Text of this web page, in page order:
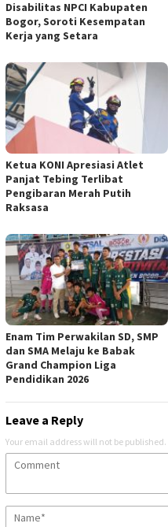
Disabilitas NPCI Kabupaten
Bogor, Soroti Kesempatan
Kerja yang Setara
Ketua KONI Apresiasi Atlet
Panjat Tebing Terlibat
Pengibaran Merah Putih
Raksasa
‎Enam Tim Perwakilan SD, SMP
dan SMA Melaju ke Babak
Grand Champion Liga
Pendidikan 2026
Leave a Reply
Your email address will not be published.